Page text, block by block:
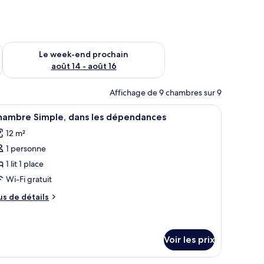
août 7 - août 9
Le week-end prochain
août 14 - août 16
Vérifier la disponibilité pour le week-end prochain août 14 -
Affichage de 9 chambres sur 9
bureau, chambres insonoriséesMinibar, coffres-forts dans les chambres,
11 Simple, dans les dépendances
12 m²
1 personne
1 lit 1 place
Wi-Fi gratuit
de détails
Voir les prix